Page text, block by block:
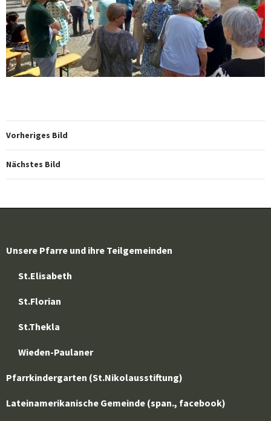
Vorheriges Bild
Nächstes Bild
Unsere Pfarre und ihre Teilgemeinden
St.Elisabeth
St.Florian
St.Thekla
Wieden-Paulaner
Pfarrkindergarten (St.Nikolausstiftung)
Lateinamerikanische Gemeinde (span., facebook)